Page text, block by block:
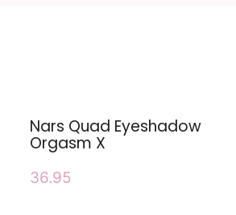
Nars Quad Eyeshadow
Orgasm X
36.95